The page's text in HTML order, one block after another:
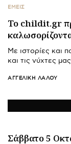
ΕΜΕΙΣ
Το childit.gr
Με ιστορίες και
και τις νύχτες μας
ΑΓΓΕΛΙΚΉ ΛΆΛΟΥ
Σάββατο 5